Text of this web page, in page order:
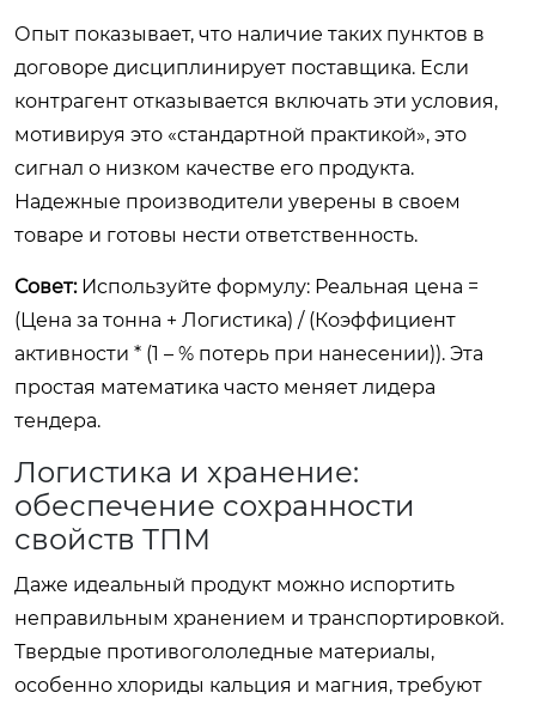
Опыт показывает, что наличие таких пунктов в
договоре дисциплинирует поставщика. Если
контрагент отказывается включать эти условия,
мотивируя это «стандартной практикой», это
сигнал о низком качестве его продукта.
Надежные производители уверены в своем
товаре и готовы нести ответственность.
Совет:Используйте формулу: Реальная цена =
(Цена за тонна + Логистика) / (Коэффициент
активности * (1 – % потерь при нанесении)). Эта
простая математика часто меняет лидера
тендера.
Логистика и хранение:
обеспечение сохранности
свойств ТПМ
Даже идеальный продукт можно испортить
неправильным хранением и транспортировкой.
Твердые противогололедные материалы,
особенно хлориды кальция и магния, требуют